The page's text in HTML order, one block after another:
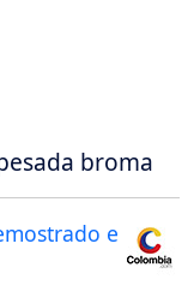
broma